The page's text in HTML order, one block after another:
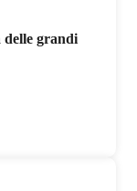
delle grandi